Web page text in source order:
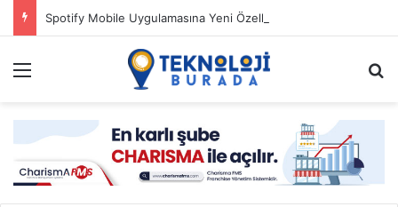
Spotify Mobile Uygulamasına Yeni Özellikler Ekliyor
Menü